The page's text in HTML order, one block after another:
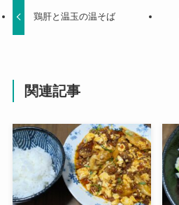
鶏肝と温玉の温そば
関連記事